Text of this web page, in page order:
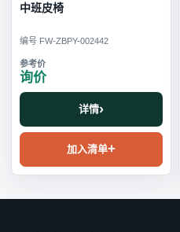
中班皮椅
编号 FW-ZBPY-002442
询价
详情
加入清单